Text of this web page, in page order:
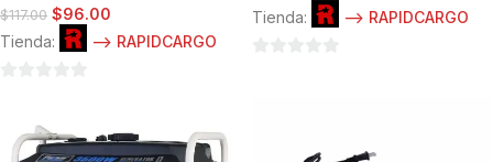
$117.00 $96.00
Tienda:
--> RAPIDCARGO
Tienda:
--> RAPIDCARGO